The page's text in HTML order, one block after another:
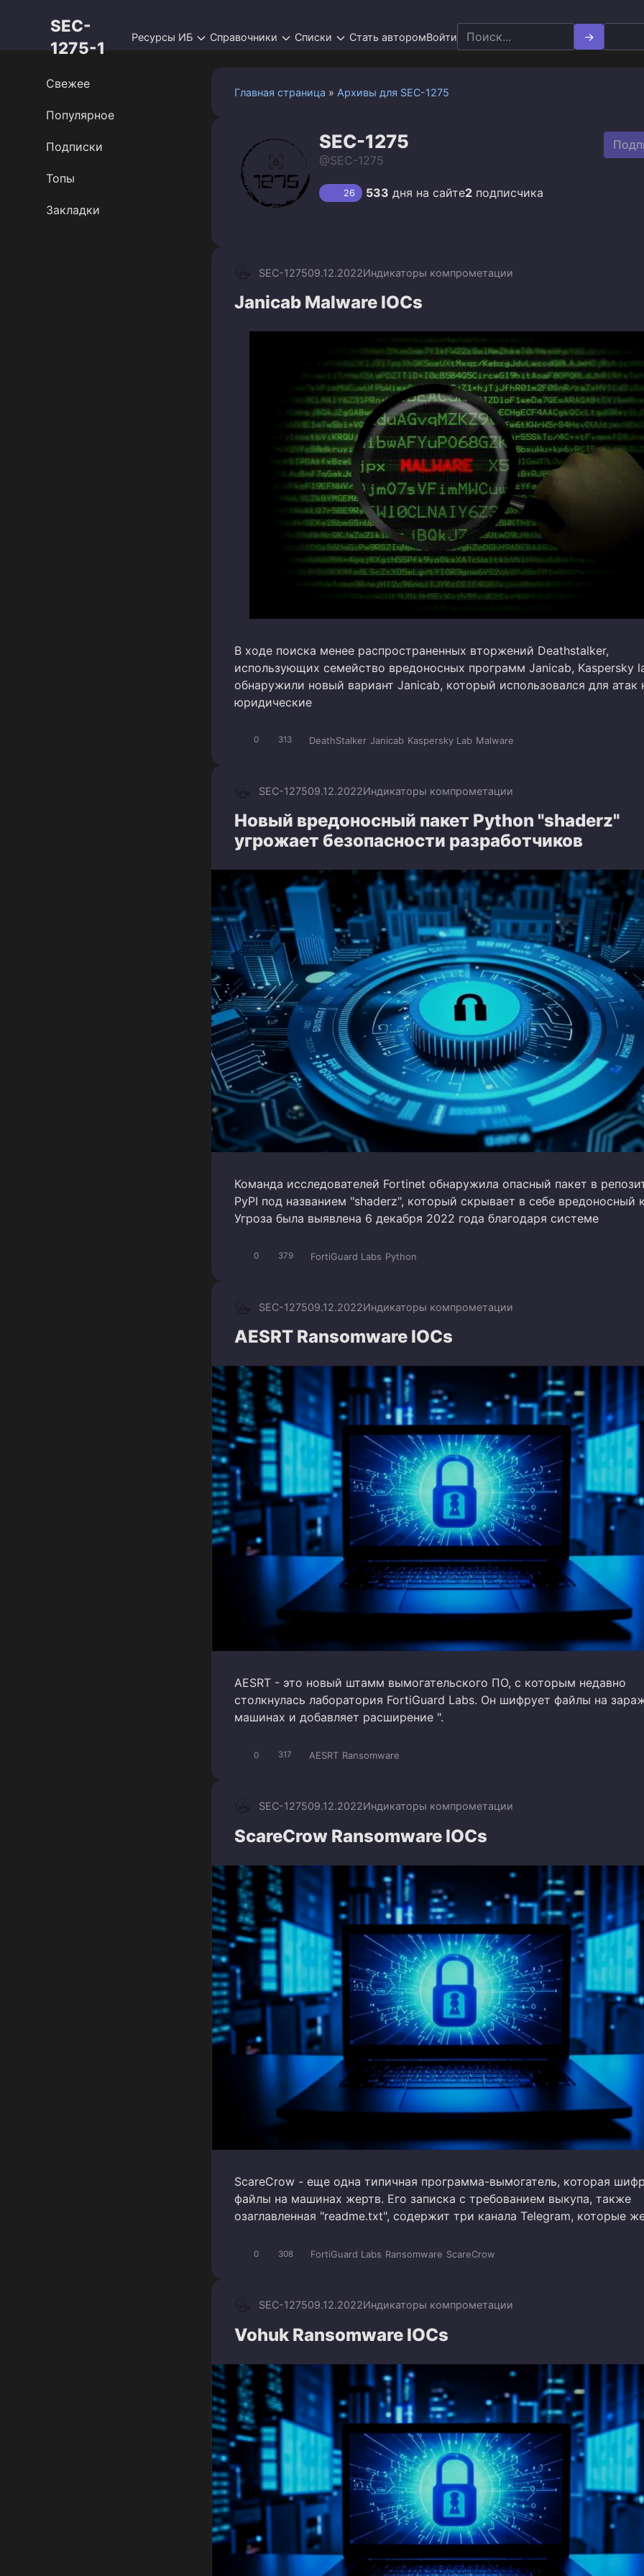
SEC-
1275-1
Ресурсы ИБ Справочники Списки Стать авторомВойти Search
for:
Главная страница » Архивы для SEC-1275
SEC-1275
@SEC-1275
26 533 дня на сайте2 подписчика
SEC-127509.12.2022Индикаторы компрометации
Janicab Malware IOCs
В ходе поиска менее распространенных вторжений Deathstalker,
использующих семейство вредоносных программ Janicab, Kaspersky
обнаружили новый вариант Janicab, который использовался для атак
юридические
0 313 DeathStalker Janicab Kaspersky Lab Malware
SEC-127509.12.2022Индикаторы компрометации
Новый вредоносный пакет Python "shaderz"
угрожает безопасности разработчиков
Команда исследователей Fortinet обнаружила опасный пакет в
PyPI под названием "shaderz", который скрывает в себе вредоносный
Угроза была выявлена 6 декабря 2022 года благодаря системе
0 379 FortiGuard Labs Python
SEC-127509.12.2022Индикаторы компрометации
AESRT Ransomware IOCs
AESRT - это новый штамм вымогательского ПО, с которым недавно
столкнулась лаборатория FortiGuard Labs. Он шифрует файлы на
машинах и добавляет расширение ".
0 317 AESRT Ransomware
SEC-127509.12.2022Индикаторы компрометации
ScareCrow Ransomware IOCs
ScareCrow - еще одна типичная программа-вымогатель, которая
файлы на машинах жертв. Его записка с требованием выкупа, также
озаглавленная "readme.txt", содержит три канала Telegram, которые
0 308 FortiGuard Labs Ransomware ScareCrow
SEC-127509.12.2022Индикаторы компрометации
Vohuk Ransomware IOCs
Свежее
Популярное
Подписки
Топы
Закладки